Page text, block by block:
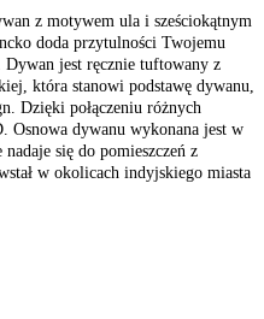
z motywem ula i sześciokątnym
doda przytulności Twojemu
Dywan jest ręcznie tuftowany z
która stanowi podstawę dywanu,
Dzięki połączeniu różnych
Osnowa dywanu wykonana jest w
się do pomieszczeń z
w okolicach indyjskiego miasta